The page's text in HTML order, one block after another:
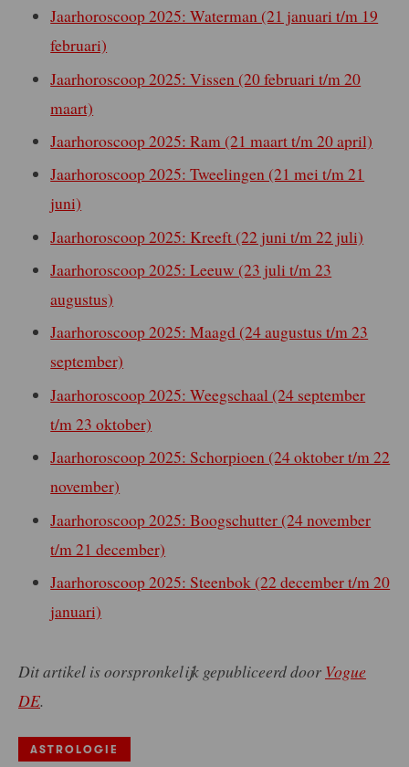
Jaarhoroscoop 2025: Waterman (21 januari t/m 19
februari)
Jaarhoroscoop 2025: Vissen (20 februari t/m 20
maart)
Jaarhoroscoop 2025: Ram (21 maart t/m 20 april)
Jaarhoroscoop 2025: Tweelingen (21 mei t/m 21
juni)
Jaarhoroscoop 2025: Kreeft (22 juni t/m 22 juli)
Jaarhoroscoop 2025: Leeuw (23 juli t/m 23
augustus)
Jaarhoroscoop 2025: Maagd (24 augustus t/m 23
september)
Jaarhoroscoop 2025: Weegschaal (24 september
t/m 23 oktober)
Jaarhoroscoop 2025: Schorpioen (24 oktober t/m 22
november)
Jaarhoroscoop 2025: Boogschutter (24 november
t/m 21 december)
Jaarhoroscoop 2025: Steenbok (22 december t/m 20
januari)
Dit artikel is oorspronkelijk gepubliceerd door Vogue
DE.
ASTROLOGIE